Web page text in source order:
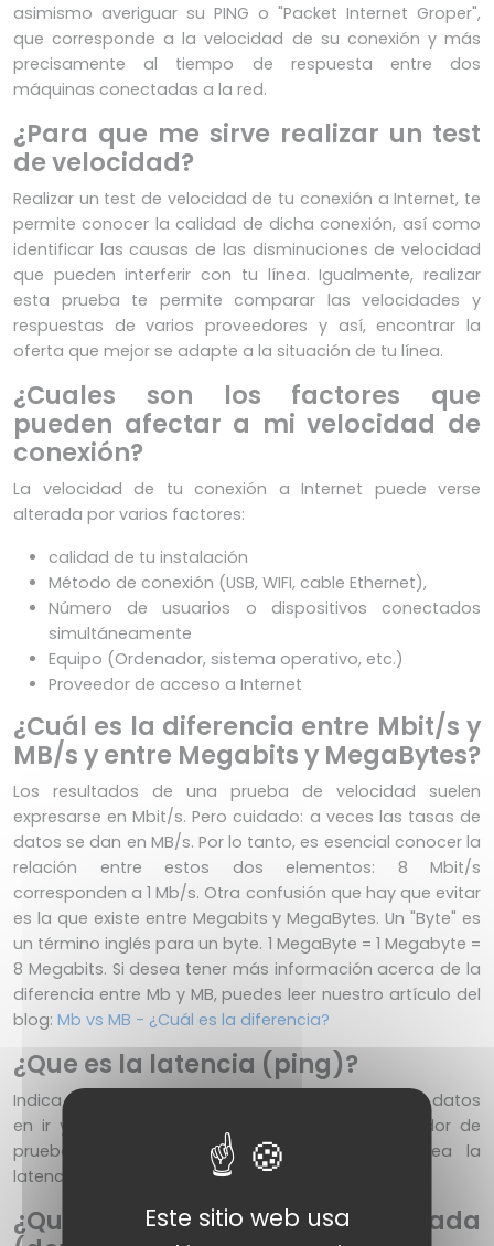
asimismo averiguar su PING o "Packet Internet Groper",
que corresponde a la velocidad de su conexión y más
precisamente al tiempo de respuesta entre dos
máquinas conectadas a la red.
¿Para que me sirve realizar un test
de velocidad?
Realizar un test de velocidad de tu conexión a Internet, te
permite conocer la calidad de dicha conexión, así como
identificar las causas de las disminuciones de velocidad
que pueden interferir con tu línea. Igualmente, realizar
esta prueba te permite comparar las velocidades y
respuestas de varios proveedores y así, encontrar la
oferta que mejor se adapte a la situación de tu línea.
¿Cuales son los factores que
pueden afectar a mi velocidad de
conexión?
La velocidad de tu conexión a Internet puede verse
alterada por varios factores:
calidad de tu instalación
Método de conexión (USB, WIFI, cable Ethernet),
Número de usuarios o dispositivos conectados
simultáneamente
Equipo (Ordenador, sistema operativo, etc.)
Proveedor de acceso a Internet
¿Cuál es la diferencia entre Mbit/s y
MB/s y entre Megabits y MegaBytes?
Los resultados de una prueba de velocidad suelen
expresarse en Mbit/s. Pero cuidado: a veces las tasas de
datos se dan en MB/s. Por lo tanto, es esencial conocer la
relación entre estos dos elementos: 8 Mbit/s
corresponden a 1 Mb/s. Otra confusión que hay que evitar
es la que existe entre Megabits y MegaBytes. Un "Byte" es
un término inglés para un byte. 1 MegaByte = 1 Megabyte =
8 Megabits. Si desea tener más información acerca de la
diferencia entre Mb y MB, puedes leer nuestro artículo del
blog: Mb vs MB - ¿Cuál es la diferencia?
¿Que es la latencia (ping)?
Indica el tiempo que tarda un pequeño paquete de datos
en ir y venir entre su ordenador y nuestro servidor de
pruebas de rendimiento. Cuanto más baja sea la
latencia, más sensible será tu conexión.
¿Que es la velocidad de bajada
Este sitio web usa